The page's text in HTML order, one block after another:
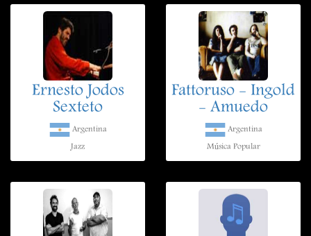
Ernesto Jodos
Sexteto
Argentina
Jazz
Fattoruso - Ingold
- Amuedo
Argentina
Música Popular